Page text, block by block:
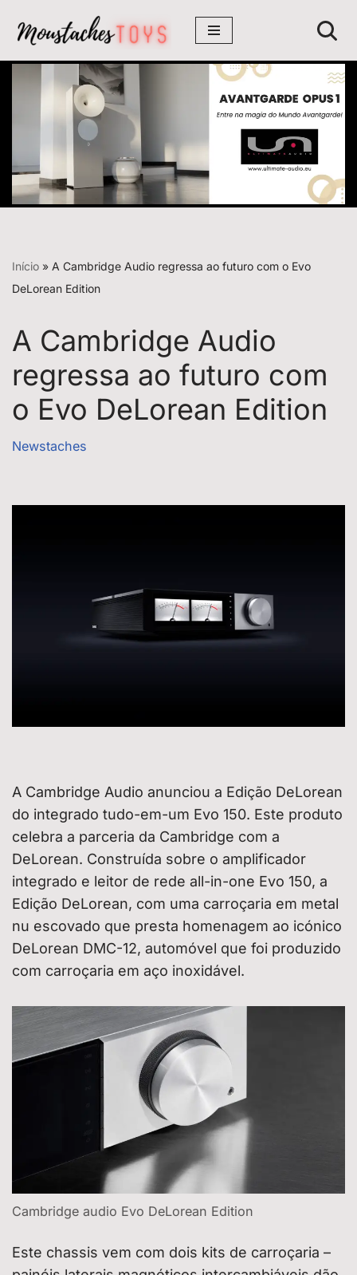
Avançar
para
conteúdo
Início » A Cambridge Audio regressa ao futuro com o Evo
DeLorean Edition
A Cambridge Audio
regressa ao futuro com
o Evo DeLorean Edition
Newstaches
A Cambridge Audio anunciou a Edição DeLorean
do integrado tudo-em-um Evo 150. Este produto
celebra a parceria da Cambridge com a
DeLorean. Construída sobre o amplificador
integrado e leitor de rede all-in-one Evo 150, a
Edição DeLorean, com uma carroçaria em metal
nu escovado que presta homenagem ao icónico
DeLorean DMC-12, automóvel que foi produzido
com carroçaria em aço inoxidável.
Cambridge audio Evo DeLorean Edition
Este chassis vem com dois kits de carroçaria –